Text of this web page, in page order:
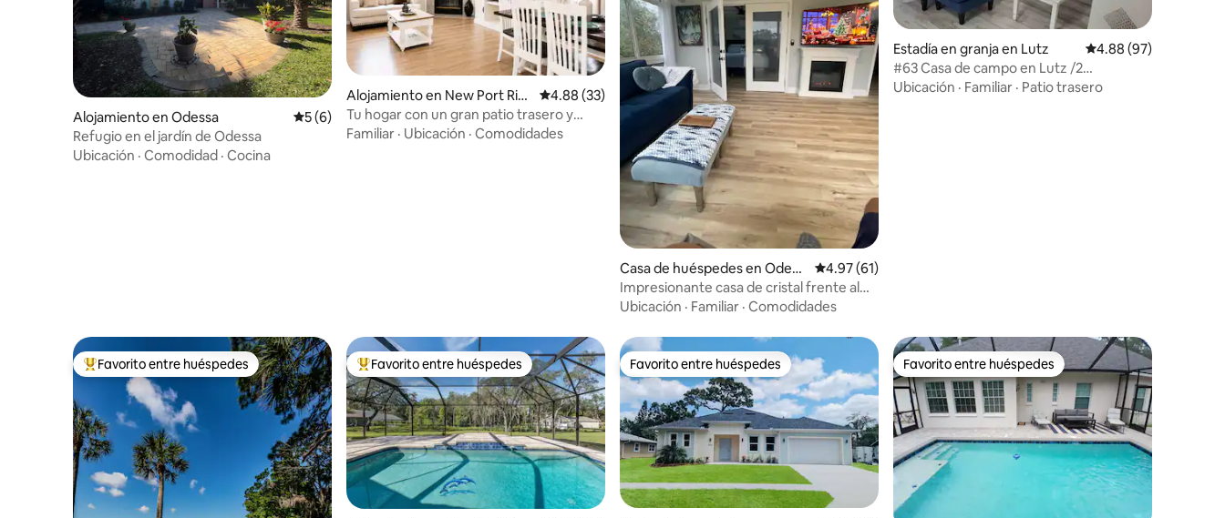
Alojamiento en Odessa Calificación promedio: 5 de 5, 6 reseñas
5 (6)
Refugio en el jardín de Odessa
Ubicación · Comodidad · Cocina
Alojamiento en New Port Ric
hey
Calificación promedio: 4.88 de 5, 33 reseñas
4.88 (33)
Tu hogar con un gran patio trasero y
zona de juegos
Familiar · Ubicación · Comodidades
Casa de huéspedes en Odess
a
Calificación promedio: 4.97 de 5, 61 reseñas
4.97 (61)
Impresionante casa de cristal frente al
lago
Ubicación · Familiar · Comodidades
Estadía en granja en Lutz Calificación
4.88 (97)
#63 Casa de campo en Lutz /2
dormitorios/2 baños/cama tamaño king
Ubicación · Familiar · Patio trasero
Favorito entre huéspedes preferido
Favorito entre huéspedes Favorito entre huéspedes preferido
Favorito entre huéspedes Favorito entre huéspedes
Favorito entre huéspedes Favorito entre huéspedes
Favorito entre huéspedes